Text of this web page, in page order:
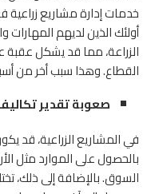
خدمات إدارة مشاريع زراعية
أولئك الذين لديهم المهارات
الزراعة، مما قد يشكل عقبة
القطاع. وهذا سبب أخر من
صعوبة تقدير
في المشاريع الزراعية، قد
بالحصول على الموارد مثل
السوق. بالإضافة إلى ذلك،